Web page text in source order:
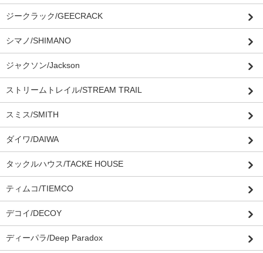
ジークラック/GEECRACK
シマノ/SHIMANO
ジャクソン/Jackson
ストリームトレイル/STREAM TRAIL
スミス/SMITH
ダイワ/DAIWA
タックルハウス/TACKE HOUSE
ティムコ/TIEMCO
デコイ/DECOY
ディーパラ/Deep Paradox